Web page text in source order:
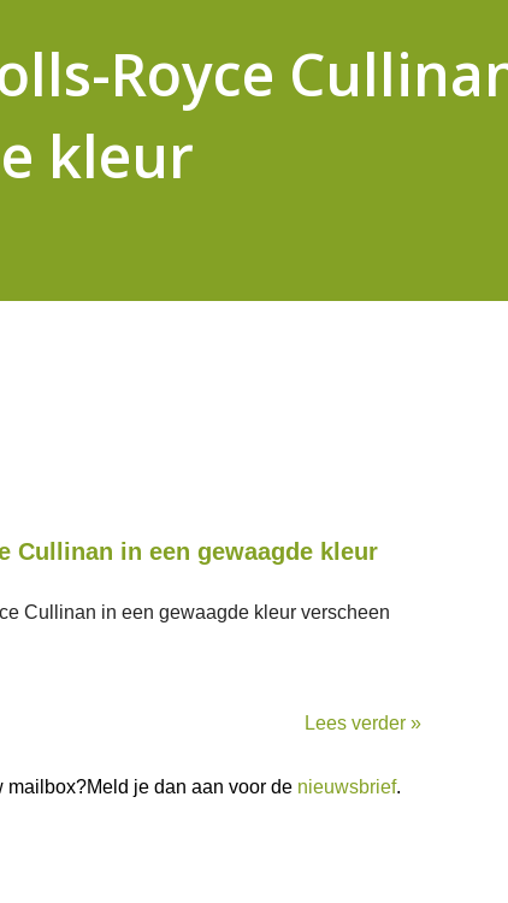
Royce
kleur
Cullinan in een gewaagde kleur
Cullinan in een gewaagde kleur verscheen
Lees verder »
je dan aan voor de nieuwsbrief.